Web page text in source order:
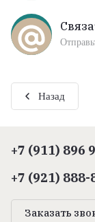
Назад
+7 (911) 896
+7 (921) 888-
Заказать